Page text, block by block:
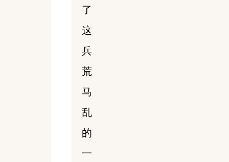
了
这
兵
荒
马
乱
的
一